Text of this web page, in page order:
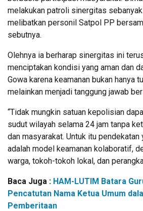
melakukan patroli sinergitas
melibatkan personil Satpol PP
sebutnya.
Olehnya ia berharap sinergitas ini
menciptakan kondisi yang aman dan
Gowa karena keamanan bukan hanya
melainkan menjadi tanggung jawab
“Tidak mungkin satuan kepolisian
sudut wilayah selama 24 jam tanpa
dan masyarakat. Untuk itu
adalah model keamanan kolaboratif,
warga, tokoh-tokoh lokal, dan
Baca Juga : HAM-LUTIM Batara
Pencatutan Nama Ketua Umum
Pemberitaan